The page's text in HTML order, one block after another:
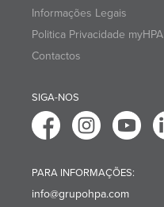
Informações Legais
Politica Privacidade myHPA
Contactos
SIGA-NOS
PARA INFORMAÇÕES:
info@grupohpa.com